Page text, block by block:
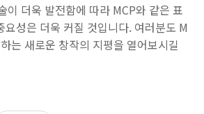
이 더욱 발전함에 따라 MCP와 같은 표
요성은 더욱 커질 것입니다. 여러분도 M
는 새로운 창작의 지평을 열어보시길